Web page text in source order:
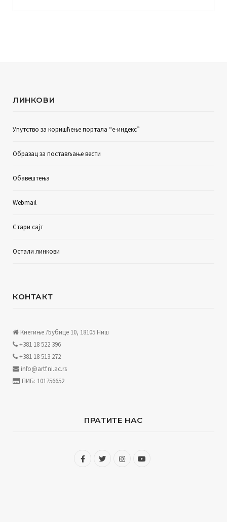
ЛИНКОВИ
Упутство за коришћење портала “е-индекс”
Образац за постављање вести
Обавештења
Webmail
Стари сајт
Остали линкови
КОНТАКТ
Кнегиње Љубице 10, 18105 Ниш
+381 18 522 396
+381 18 513 272
info@artf.ni.ac.rs
ПИБ: 101756652
ПРАТИТЕ НАС
F
T
I